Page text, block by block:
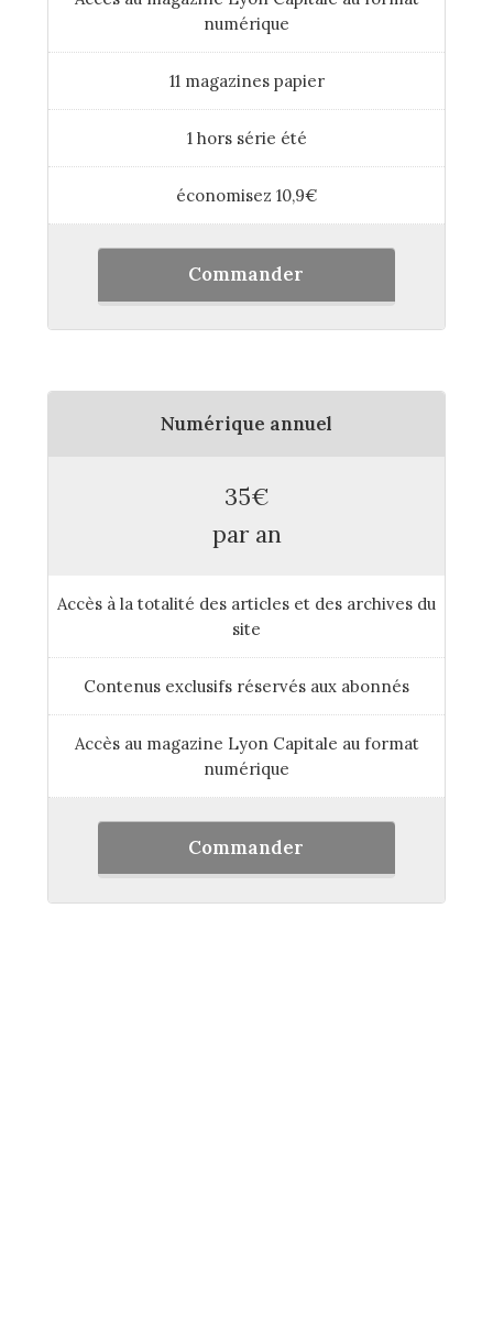
numérique
11 magazines papier
1 hors série été
économisez 10,9€
Commander
Numérique annuel
35€
par an
Accès à la totalité des articles et des archives du
site
Contenus exclusifs réservés aux abonnés
Accès au magazine Lyon Capitale au format
numérique
Commander